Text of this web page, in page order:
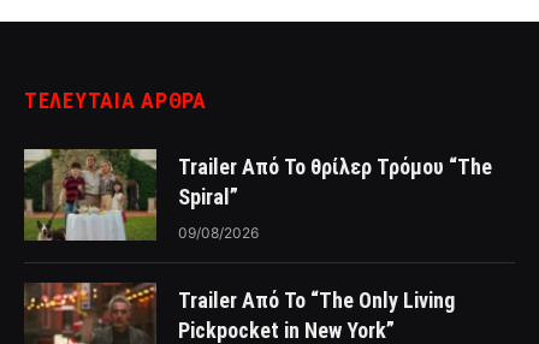
ΤΕΛΕΥΤΑΙΑ ΑΡΘΡΑ
Trailer Από Το θρίλερ Τρόμου “The
Spiral”
09/08/2026
Trailer Από Το “The Only Living
Pickpocket in New York”